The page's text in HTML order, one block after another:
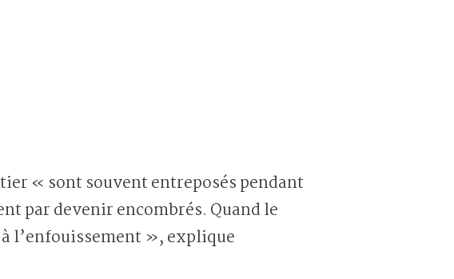
« sont souvent entreposés pendant
par devenir encombrés. Quand le
l’enfouissement », explique